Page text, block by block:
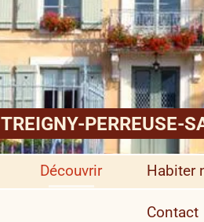
Découvrir Habiter
Contact
TREIGNY-PERREUSE-